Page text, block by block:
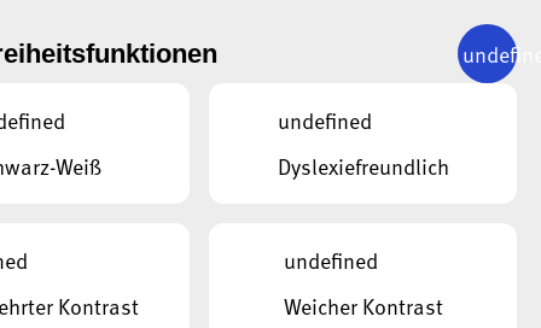
Weiß
undefined
Dyslexiefreundlich
Kontrast
undefined
Weicher Kontrast